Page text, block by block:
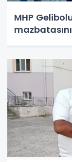
MHP